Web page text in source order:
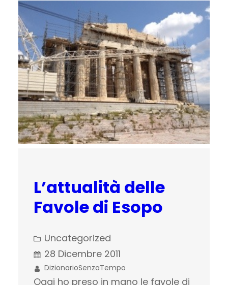
L’attualità delle
Favole di Esopo
Uncategorized
28 Dicembre 2011
DizionarioSenzaTempo
Oggi ho preso in mano le favole di